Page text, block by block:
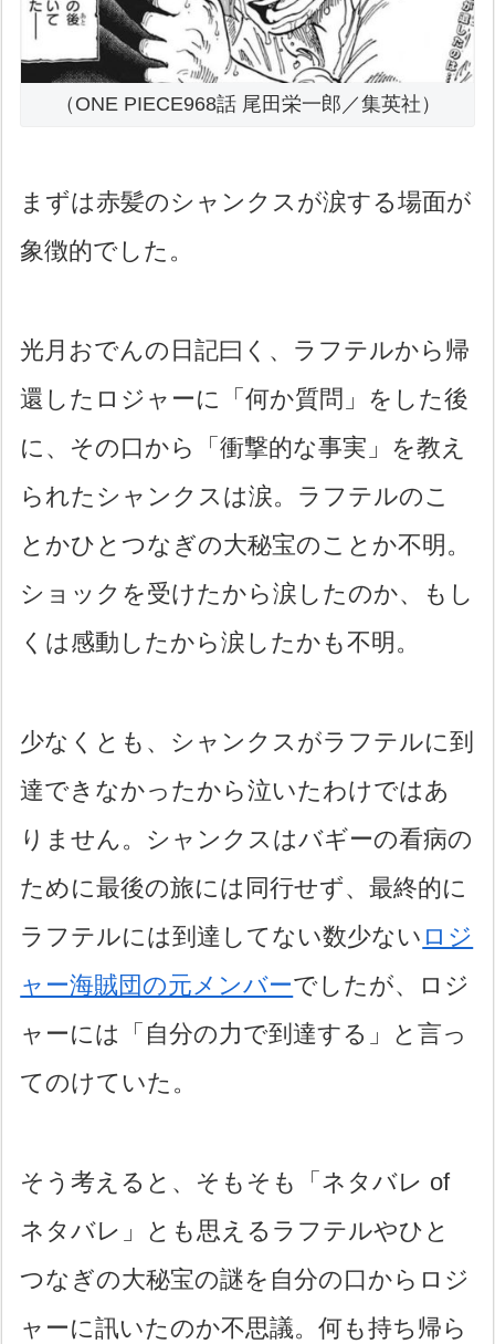
（ONE PIECE968話 尾田栄一郎／集英社）
まずは赤髪のシャンクスが涙する場面が
象徴的でした。
光月おでんの日記曰く、ラフテルから帰
還したロジャーに「何か質問」をした後
に、その口から「衝撃的な事実」を教え
られたシャンクスは涙。ラフテルのこ
とかひとつなぎの大秘宝のことか不明。
ショックを受けたから涙したのか、もし
くは感動したから涙したかも不明。
少なくとも、シャンクスがラフテルに到
達できなかったから泣いたわけではあ
りません。シャンクスはバギーの看病の
ために最後の旅には同行せず、最終的に
ラフテルには到達してない数少ない ロジ
ャー海賊団の元メンバーでしたが、ロジ
ャーには「自分の力で到達する」と言っ
てのけていた。
そう考えると、そもそも「ネタバレ of
ネタバレ」とも思えるラフテルやひと
つなぎの大秘宝の謎を自分の口からロジ
ャーに訊いたのか不思議。何も持ち帰ら